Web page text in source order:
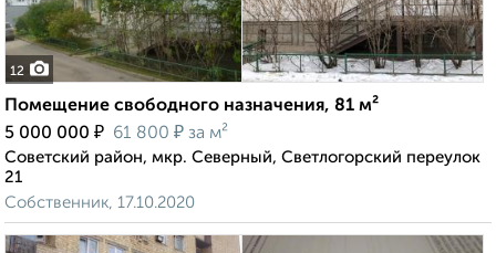
12
Помещение свободного назначения, 81 м²
5 000 000 ₽ 61 800 ₽ за м²
Советский район, мкр. Северный, Светлогорский переулок
21
Собственник, 17.10.2020